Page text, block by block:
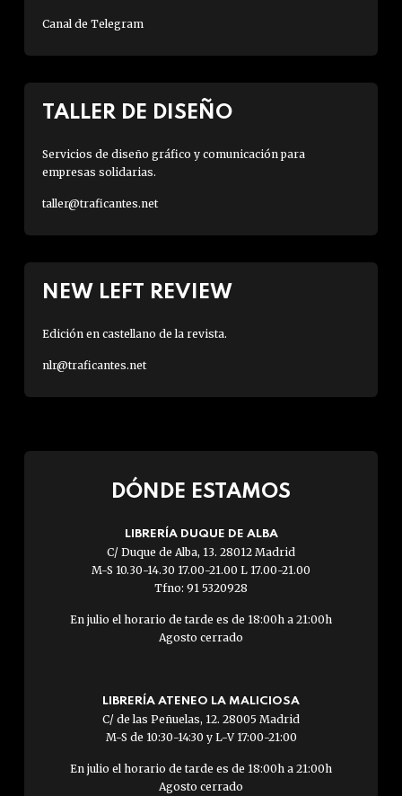
Canal de Telegram
TALLER DE DISEÑO
Servicios de diseño gráfico y comunicación para
empresas solidarias.
taller@traficantes.net
NEW LEFT REVIEW
Edición en castellano de la revista.
nlr@traficantes.net
DÓNDE ESTAMOS
LIBRERÍA DUQUE DE ALBA
C/ Duque de Alba, 13. 28012 Madrid
M-S 10.30-14.30 17.00-21.00 L 17.00-21.00
Tfno: 91 5320928
En julio el horario de tarde es de 18:00h a 21:00h
Agosto cerrado
LIBRERÍA ATENEO LA MALICIOSA
C/ de las Peñuelas, 12. 28005 Madrid
M-S de 10:30-14:30 y L-V 17:00-21:00
En julio el horario de tarde es de 18:00h a 21:00h
Agosto cerrado